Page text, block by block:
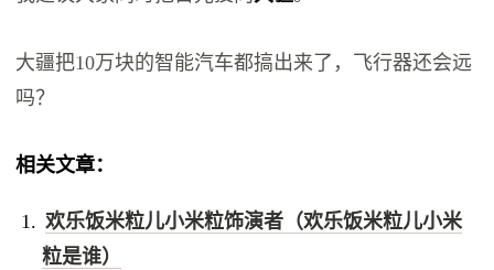
大疆把10万块的智能汽车都搞出来了，飞行器还会远
吗？
相关文章：
欢乐饭米粒儿小米粒饰演者（欢乐饭米粒儿小米
粒是谁）